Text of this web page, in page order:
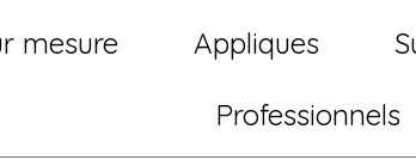
mesure Appliques
Professionnels